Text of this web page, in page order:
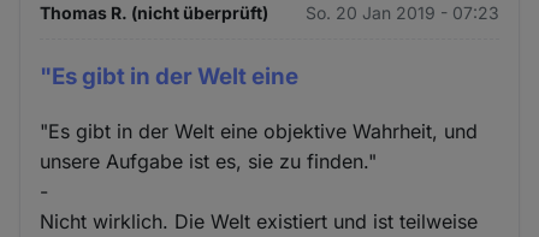
Thomas R. (nicht überprüft) So. 20 Jan 2019 - 07:23
"Es gibt in der Welt eine
"Es gibt in der Welt eine objektive Wahrheit, und
unsere Aufgabe ist es, sie zu finden."
-
Nicht wirklich. Die Welt existiert und ist teilweise